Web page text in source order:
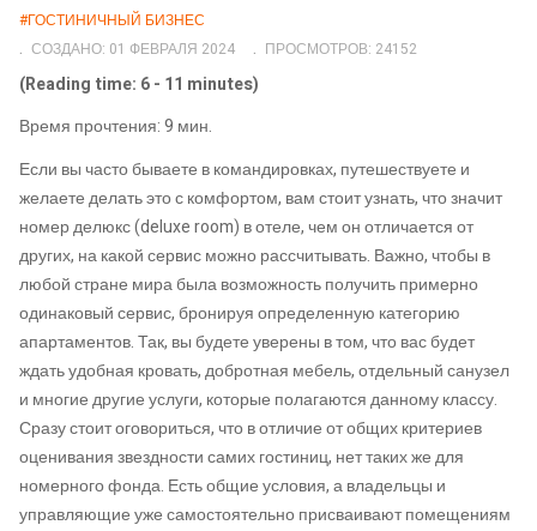
#ГОСТИНИЧНЫЙ БИЗНЕС
СОЗДАНО: 01 ФЕВРАЛЯ 2024
ПРОСМОТРОВ: 24152
(Reading time: 6 - 11 minutes)
Время прочтения: 9 мин.
Если вы часто бываете в командировках, путешествуете и
желаете делать это с комфортом, вам стоит узнать, что значит
номер делюкс (deluxe room) в отеле, чем он отличается от
других, на какой сервис можно рассчитывать. Важно, чтобы в
любой стране мира была возможность получить примерно
одинаковый сервис, бронируя определенную категорию
апартаментов. Так, вы будете уверены в том, что вас будет
ждать удобная кровать, добротная мебель, отдельный санузел
и многие другие услуги, которые полагаются данному классу.
Сразу стоит оговориться, что в отличие от общих критериев
оценивания звездности самих гостиниц, нет таких же для
номерного фонда. Есть общие условия, а владельцы и
управляющие уже самостоятельно присваивают помещениям